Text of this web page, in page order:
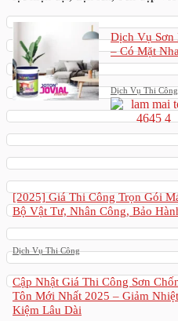
Dịch Vụ Sơn
– Có Mặt
Dịch Vụ Thi Công
[2025] Giá Thi Công Trọn Gói
Bộ Vật Tư, Nhân Công, Bảo
Dịch Vụ Thi Công
Cập Nhật Giá Thi Công Sơn
Tôn Mới Nhất 2025 – Giảm
Kiệm Lâu Dài